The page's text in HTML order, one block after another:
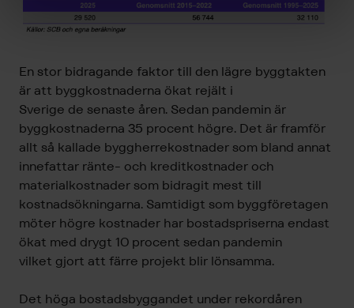
En stor bidragande faktor till den lägre byggtakten
är att byggkostnaderna ökat rejält i
Sverige de senaste åren. Sedan pandemin är
byggkostnaderna 35 procent högre. Det är framför
allt så kallade byggherrekostnader som bland annat
innefattar ränte- och kreditkostnader och
materialkostnader som bidragit mest till
kostnadsökningarna. Samtidigt som byggföretagen
möter högre kostnader har bostadspriserna endast
ökat med drygt 10 procent sedan pandemin
vilket gjort att färre projekt blir lönsamma.
Det höga bostadsbyggandet under rekordåren